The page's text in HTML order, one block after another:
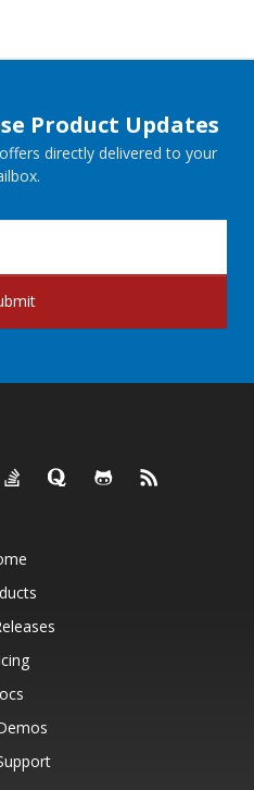
Product Updates
directly delivered to your